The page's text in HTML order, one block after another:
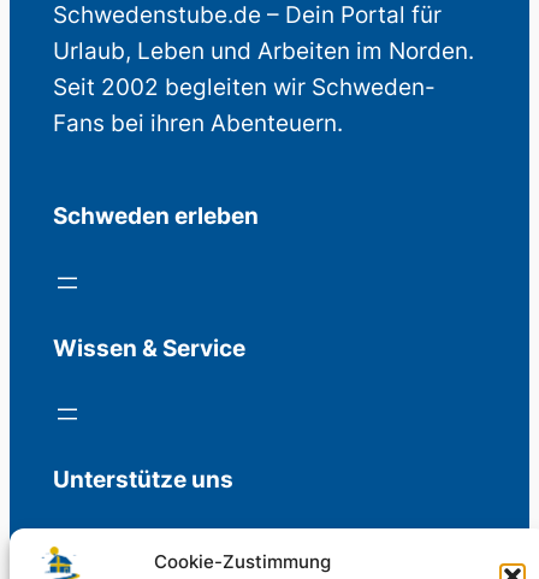
Cookie-Zustimmung
Schwedenstube.de – Dein Portal für
Urlaub, Leben und Arbeiten im Norden.
Seit 2002 begleiten wir Schweden-
Fans bei ihren Abenteuern.
Schweden erleben
Wissen & Service
Unterstütze uns